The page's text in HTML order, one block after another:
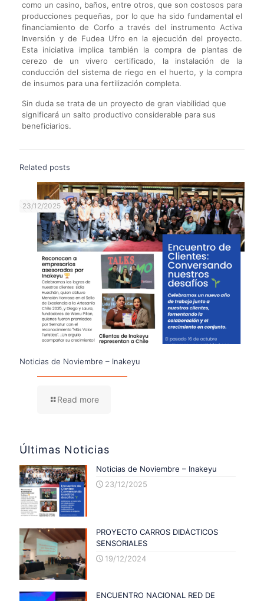
como un casino, baños, entre otros, que son costosos para
producciones pequeñas, por lo que ha sido fundamental el
financiamiento de Corfo a través del instrumento Activa
Inversión y de Fudea Ufro en la ejecución del proyecto.
Esta iniciativa implica también la compra de plantas de
cerezo de un vivero certificado, la instalación de la
conducción del sistema de riego en el huerto, y la compra
de insumos para una fertilización completa.
Sin duda se trata de un proyecto de gran viabilidad que
significará un salto productivo considerable para sus
beneficiarios.
Related posts
23/12/2025
Noticias de Noviembre – Inakeyu
Read more
Últimas Noticias
Noticias de Noviembre – Inakeyu
23/12/2025
PROYECTO CARROS DIDÁCTICOS
SENSORIALES
19/12/2024
ENCUENTRO NACIONAL RED DE